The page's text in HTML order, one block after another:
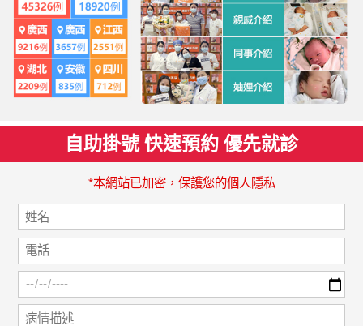
自助掛號 快速預約 優先就診
*本網站已加密，保護您的個人隱私